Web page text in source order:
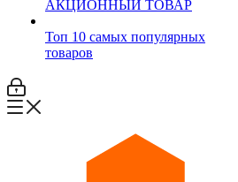
АКЦИОННЫЙ ТОВАР
Топ 10 самых популярных
товаров